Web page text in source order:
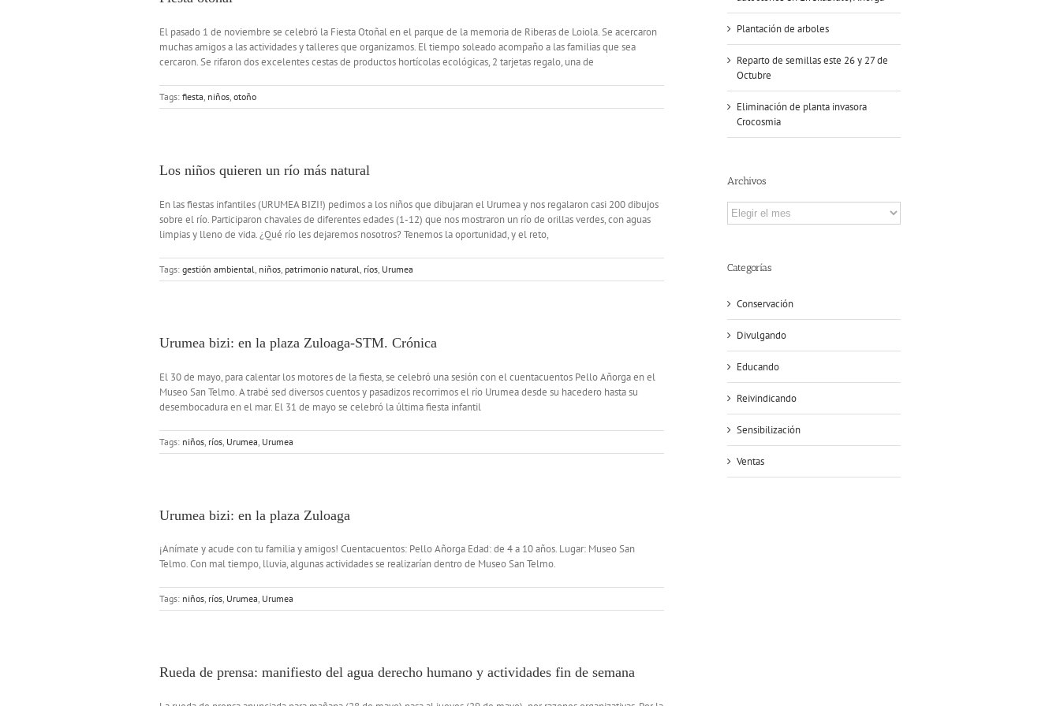
El pasado 1 de noviembre se celebró la Fiesta Otoñal en el parque de la memoria de Riberas de Loiola. Se acercaron
muchas amigos a las actividades y talleres que organizamos. El tiempo soleado acompaño a las familias que sea
cercaron. Se rifaron dos excelentes cestas de productos hortícolas ecológicas, 2 tarjetas regalo, una de
Tags: fiesta, niños, otoño
Los niños quieren un río más natural
En las fiestas infantiles (URUMEA BIZI!) pedimos a los niños que dibujaran el Urumea y nos regalaron casi 200 dibujos
sobre el río. Participaron chavales de diferentes edades (1-12) que nos mostraron un río de orillas verdes, con aguas
limpias y lleno de vida. ¿Qué río les dejaremos nosotros? Tenemos la oportunidad, y el reto,
Tags: gestión ambiental niños patrimonio natural ríos Urumea
Urumea bizi: en la plaza Zuloaga-STM. Crónica
El 30 de mayo, para calentar los motores de la fiesta, se celebró una sesión con el cuentacuentos Pello Añorga en el
Museo San Telmo. A trabé sed diversos cuentos y pasadizos recorrimos el río Urumea desde su hacedero hasta su
desembocadura en el mar. El 31 de mayo se celebró la última fiesta infantil
Tags: niños ríos Urumea Urumea
Urumea bizi: en la plaza Zuloaga
¡Anímate y acude con tu familia y amigos! Cuentacuentos: Pello Añorga Edad: de 4 a 10 años. Lugar: Museo San
Telmo. Con mal tiempo, lluvia, algunas actividades se realizarían dentro de Museo San Telmo.
Tags: niños, ríos, Urumea, Urumea
Rueda de prensa: manifiesto del agua derecho humano y actividades fin de semana
Plantación de arboles
Reparto de semillas este 26 y 27 de
Octubre
Eliminación de planta invasora
Crocosmia
Archivos
Archivos
Categorías
Conservación
Divulgando
Educando
Reivindicando
Sensibilización
Ventas